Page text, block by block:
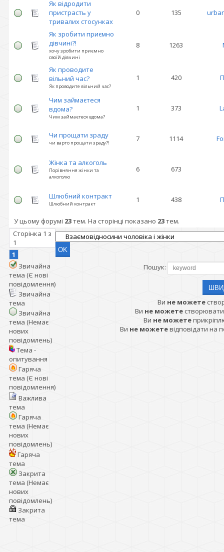
Як відродити
пристрасть у
тривалих стосунках
0 135
Як зробити приємно
дівчині?!
хочу зробити приємно
своїй дівчині
8 1263
Як проводите
вільний час?
Як проводите вільний час?
1 420
Чим займаєтеся
вдома?
Чим займаєтеся вдома?
1 373
Чи прощати зраду
чи варто прощати зраду?! 7 1114
Жінка та алкоголь
Порівняння жінки та
алкоголю
6 673
Шлюбний контракт
Шлюбний контракт 1 438
У цьому форумі 23тем. На сторінці показано 23тем.
Сторінка 1 з
1
1
Звичайна
тема (Є нові
повідомлення)
Звичайна
тема
Звичайна
тема (Немає
нових
повідомлень)
Тема -
опитування
Гаряча
тема (Є нові
повідомлення)
Важлива
тема
Гаряча
тема (Немає
нових
повідомлень)
Гаряча
тема
Закрита
тема (Немає
нових
повідомлень)
Закрита
тема
Пошук:
Ви не можете
Ви не можете
Ви не можете
Ви не можетевідповідати на